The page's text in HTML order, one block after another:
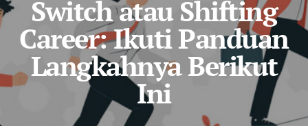
Switch atau Shifting
Career: Ikuti Panduan
Langkahnya Berikut
Ini